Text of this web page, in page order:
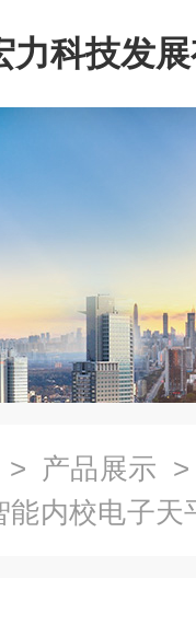
力科技发
> 产品展示
内校电子天